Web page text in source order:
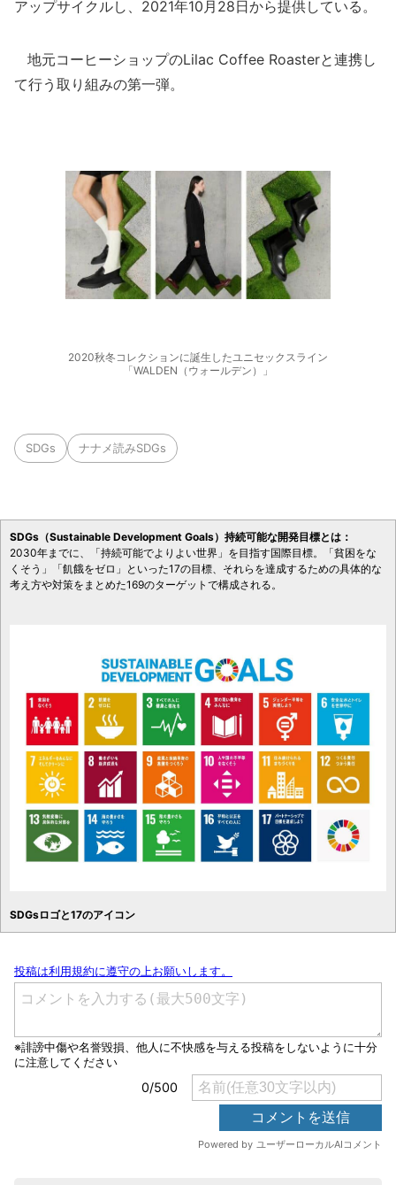
アップサイクルし、2021年10月28日から提供している。
地元コーヒーショップのLilac Coffee Roasterと連携し
て行う取り組みの第一弾。
2020秋冬コレクションに誕生したユニセックスライン
「WALDEN（ウォールデン）」
SDGs ナナメ読みSDGs
SDGs（Sustainable Development Goals）持続可能な開発目標とは：
2030年までに、「持続可能でよりよい世界」を目指す国際目標。「貧困をな
くそう」「飢餓をゼロ」といった17の目標、それらを達成するための具体的な
考え方や対策をまとめた169のターゲットで構成される。
SDGsロゴと17のアイコン